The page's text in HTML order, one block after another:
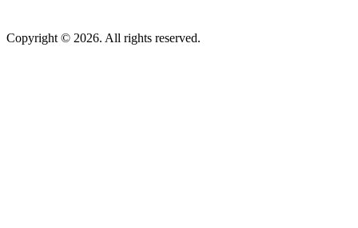
Copyright © 2026. All rights reserved.